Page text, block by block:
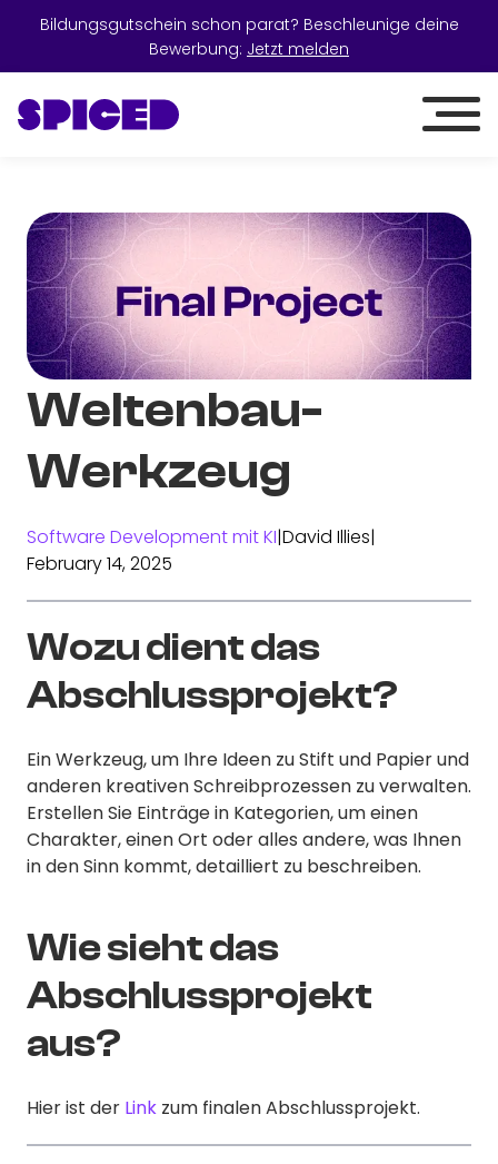
Bildungsgutschein schon parat? Beschleunige deine
Bewerbung: Jetzt melden
Weltenbau-
Werkzeug
Software Development mit KI|David Illies|
February 14, 2025
Wozu dient das
Abschlussprojekt?
Ein Werkzeug, um Ihre Ideen zu Stift und Papier und
anderen kreativen Schreibprozessen zu verwalten.
Erstellen Sie Einträge in Kategorien, um einen
Charakter, einen Ort oder alles andere, was Ihnen
in den Sinn kommt, detailliert zu beschreiben.
Wie sieht das
Abschlussprojekt
aus?
Hier ist der Link zum finalen Abschlussprojekt.